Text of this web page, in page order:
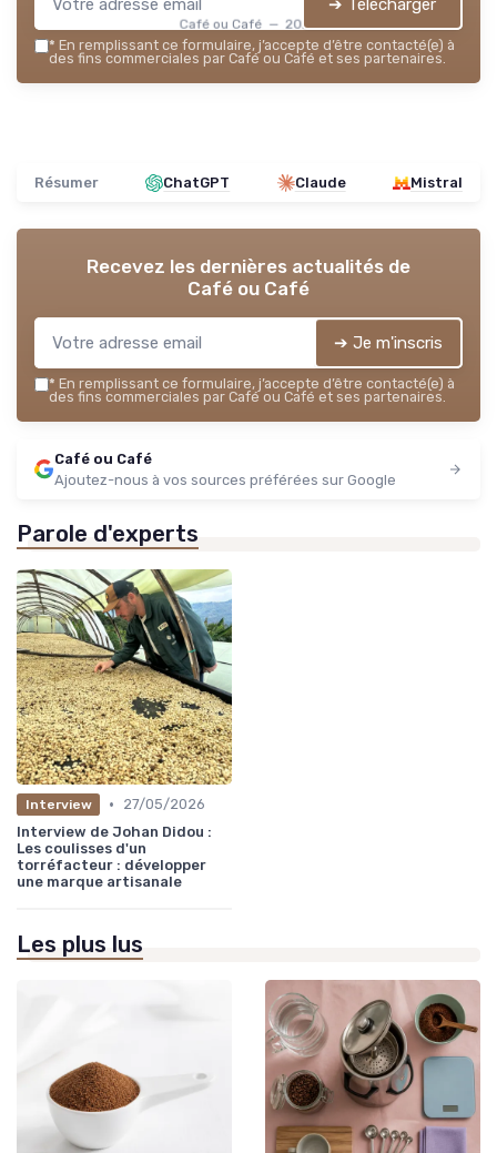
Café ou Café — 2026
➔ Télécharger
* En remplissant ce formulaire, j’accepte d’être contacté(e) à
des fins commerciales par Café ou Café et ses partenaires.
Résumer ChatGPT Claude Mistral
Recevez les dernières actualités de
Café ou Café
➔ Je m'inscris
* En remplissant ce formulaire, j’accepte d’être contacté(e) à
des fins commerciales par Café ou Café et ses partenaires.
Café ou Café
Ajoutez-nous à vos sources préférées sur Google
Parole d'experts
Interview •
27/05/2026
Interview de Johan Didou :
Les coulisses d'un
torréfacteur : développer
une marque artisanale
Les plus lus